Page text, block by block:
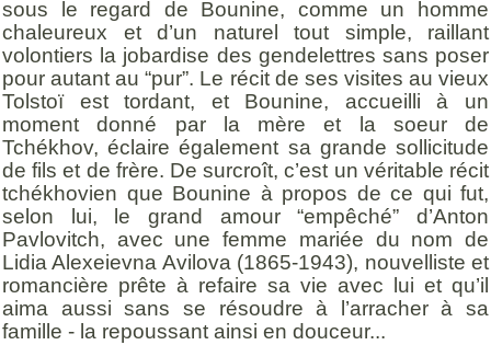
sous le regard de Bounine, comme un homme
chaleureux et d’un naturel tout simple, raillant
volontiers la jobardise des gendelettres sans poser
pour autant au “pur”. Le récit de ses visites au vieux
Tolstoï est tordant, et Bounine, accueilli à un
moment donné par la mère et la soeur de
Tchékhov, éclaire également sa grande sollicitude
de fils et de frère. De surcroît, c’est un véritable récit
tchékhovien que Bounine à propos de ce qui fut,
selon lui, le grand amour “empêché” d’Anton
Pavlovitch, avec une femme mariée du nom de
Lidia Alexeievna Avilova (1865-1943), nouvelliste et
romancière prête à refaire sa vie avec lui et qu’il
aima aussi sans se résoudre à l’arracher à sa
famille - la repoussant ainsi en douceur...